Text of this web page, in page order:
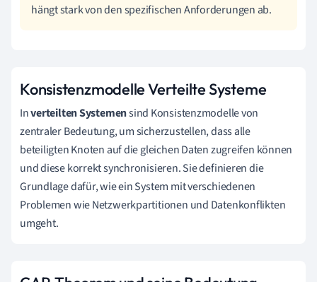
hängt stark von den spezifischen Anforderungen ab.
Konsistenzmodelle Verteilte Systeme
Inverteilten Systemensind Konsistenzmodelle von
zentraler Bedeutung, um sicherzustellen, dass alle
beteiligten Knoten auf die gleichen Daten zugreifen können
und diese korrekt synchronisieren. Sie definieren die
Grundlage dafür, wie ein System mit verschiedenen
Problemen wie Netzwerkpartitionen und Datenkonflikten
umgeht.